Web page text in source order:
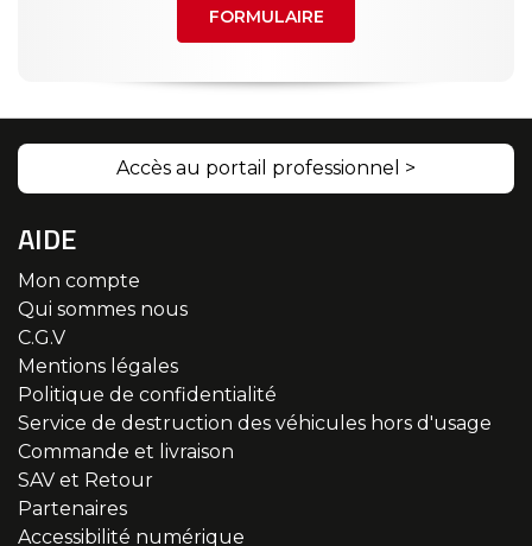
FORMULAIRE
Accès au portail professionnel >
AIDE
Mon compte
Qui sommes nous
C.G.V
Mentions légales
Politique de confidentialité
Service de destruction des véhicules hors d'usage
Commande et livraison
SAV et Retour
Partenaires
Accessibilité numérique